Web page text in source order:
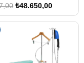
₺48.650,00